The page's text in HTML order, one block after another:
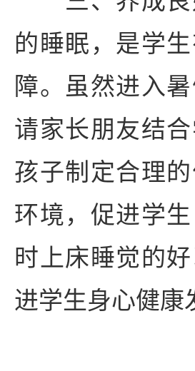
的睡眠，是学
障。虽然进入
请家长朋友结
孩子制定合理
环境，促进学
时上床睡觉的
进学生身心健康